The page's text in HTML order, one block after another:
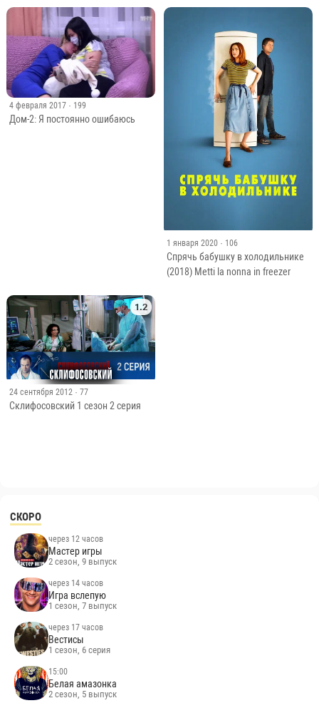
4 февраля 2017 · 199
Дом-2: Я постоянно ошибаюсь
1 января 2020 · 106
Спрячь бабушку в холодильнике
(2018) Metti la nonna in freezer
1.2
24 сентября 2012 · 77
Склифосовский 1 сезон 2 серия
СКОРО
через 12 часов
Мастер игры
2 сезон, 9 выпуск
через 14 часов
Игра вслепую
1 сезон, 7 выпуск
через 17 часов
Вестисы
1 сезон, 6 серия
15:00
Белая амазонка
2 сезон, 5 выпуск